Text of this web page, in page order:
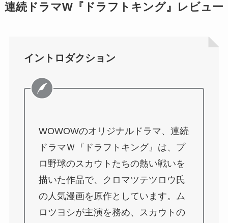
連続ドラマW『ドラフトキング』レビュー
イントロダクション
WOWOWのオリジナルドラマ、連続
ドラマＷ『ドラフトキング』は、プ
ロ野球のスカウトたちの熱い戦いを
描いた作品で、クロマツテツロウ氏
の人気漫画を原作としています。ム
ロツヨシが主演を務め、スカウトの